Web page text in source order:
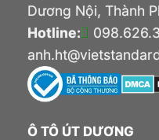
Dương Nội, Thành
Hotline:
Ô TÔ ÚT DƯƠNG